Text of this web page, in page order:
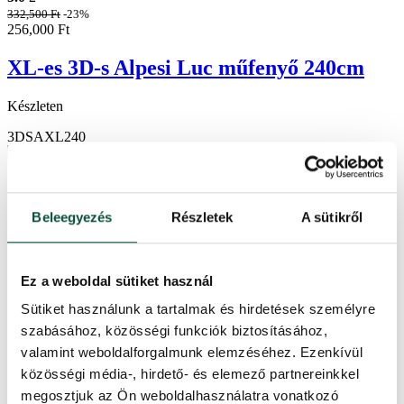
Beleegyezés Részletek A sütikről
Ez a weboldal sütiket használ
Sütiket használunk a tartalmak és hirdetések személyre
szabásához, közösségi funkciók biztosításához,
valamint weboldalforgalmunk elemzéséhez. Ezenkívül
közösségi média-, hirdető- és elemező partnereinkkel
megosztjuk az Ön weboldalhasználatra vonatkozó
332,500Ft -23%
256,000 Ft
XL-es 3D-s Alpesi Luc műfenyő 240cm
Készleten
3DSAXL240